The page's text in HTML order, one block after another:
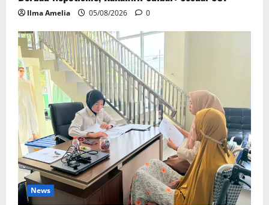
Ilma Amelia 05/08/2026 0
News